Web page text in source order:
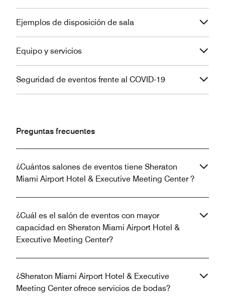
Ejemplos de disposición de sala
Equipo y servicios
Seguridad de eventos frente al COVID-19
Preguntas frecuentes
¿Cuántos salones de eventos tiene Sheraton
Miami Airport Hotel & Executive Meeting Center ?
¿Cuál es el salón de eventos con mayor
capacidad en Sheraton Miami Airport Hotel &
Executive Meeting Center?
¿Sheraton Miami Airport Hotel & Executive
Meeting Center ofrece servicios de bodas?